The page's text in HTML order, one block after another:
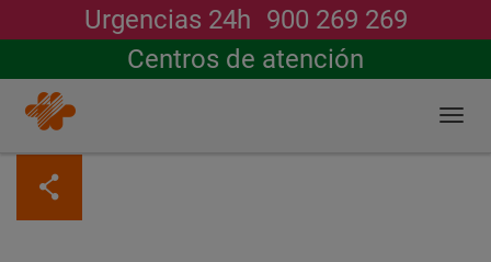
contenido
principal
Urgencias 24h 900 269 269
Centros de atención
Buscar